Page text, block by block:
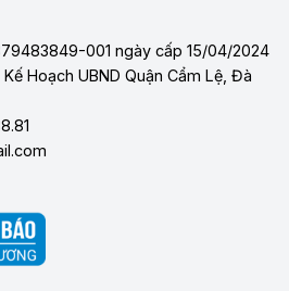
001 ngày cấp 15/04/2024
Hoạch UBND Quận Cẩm Lệ, Đà